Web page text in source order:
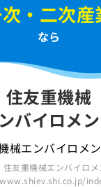
・二次産
なら
住友重機械
バイロメ
住友重機械エンバイロ